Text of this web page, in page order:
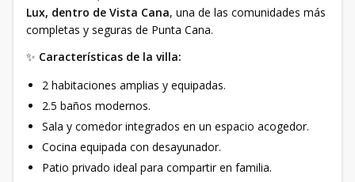
Lux, dentro de Vista Cana, una de las comunidades más
completas y seguras de Punta Cana.
✨ Características de la villa:
2 habitaciones amplias y equipadas.
2.5 baños modernos.
Sala y comedor integrados en un espacio acogedor.
Cocina equipada con desayunador.
Patio privado ideal para compartir en familia.